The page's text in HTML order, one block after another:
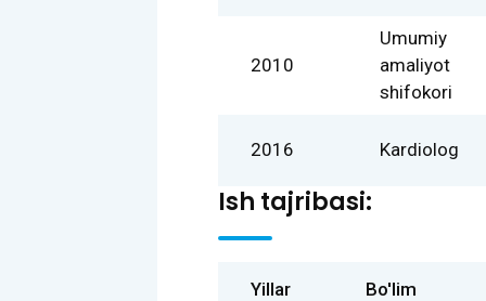
2010
Umumiy
amaliyot
shifokori
2016 Kardiolog
Ish tajribasi:
Yillar Bo'lim